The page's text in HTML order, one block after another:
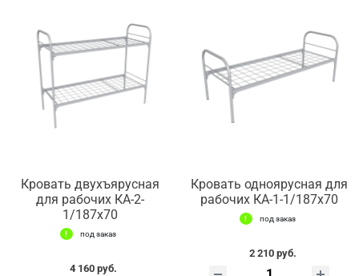
Кровать двухъярусная
для рабочих КА-2-
1/187х70
под заказ
4 160 руб.
Кровать одноярусная для
рабочих КА-1-1/187х70
под заказ
2 210 руб.